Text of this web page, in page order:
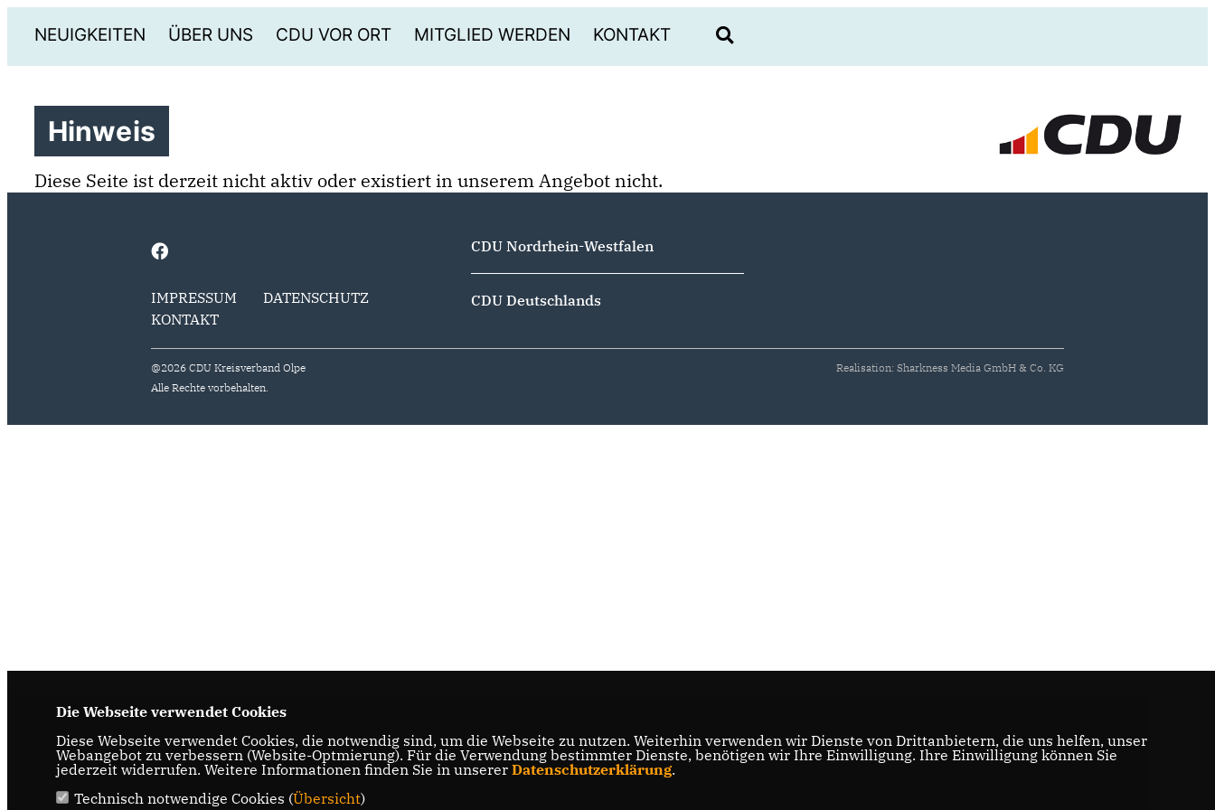
NEUIGKEITEN ÜBER UNS CDU VOR ORT MITGLIED WERDEN KONTAKT
Hinweis
Diese Seite ist derzeit nicht aktiv oder existiert in unserem Angebot nicht.
IMPRESSUM
DATENSCHUTZ
KONTAKT
CDU Nordrhein-Westfalen
CDU Deutschlands
@2026 CDU Kreisverband Olpe
Alle Rechte vorbehalten.
Realisation: Sharkness Media GmbH & Co. KG
Die Webseite verwendet Cookies
Diese Webseite verwendet Cookies, die notwendig sind, um die Webseite zu nutzen. Weiterhin verwenden wir Dienste von Drittanbietern, die uns helfen, unser
Webangebot zu verbessern (Website-Optmierung). Für die Verwendung bestimmter Dienste, benötigen wir Ihre Einwilligung. Ihre Einwilligung können Sie
jederzeit widerrufen. Weitere Informationen finden Sie in unserer Datenschutzerklärung.
Technisch notwendige Cookies (Übersicht)